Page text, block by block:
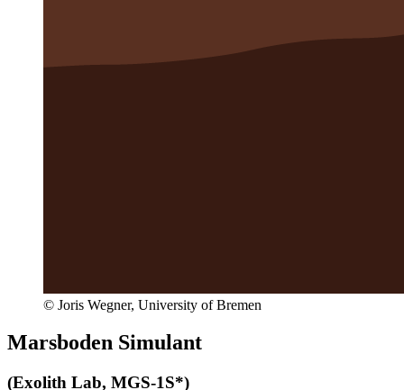
© Joris Wegner, University of Bremen
Marsboden Simulant
(Exolith Lab, MGS-1S*)